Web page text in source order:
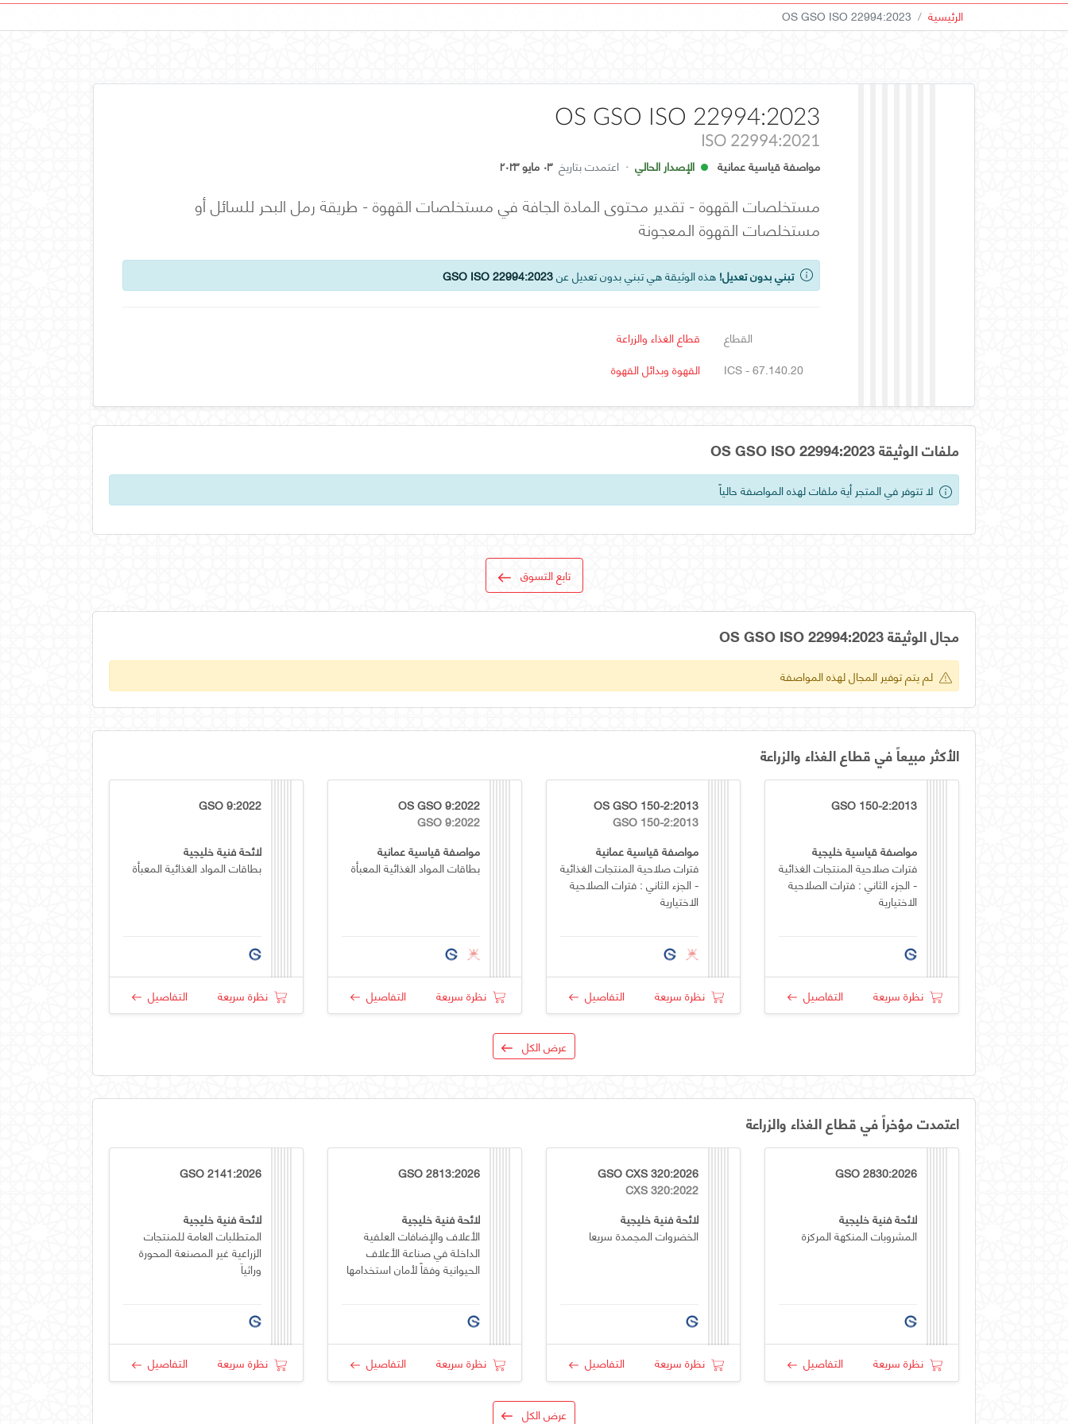
الرئيسية OS GSO ISO 22994:2023
OS GSO ISO 22994:2023
ISO 22994:2021
مواصفة قياسية عمانية الإصدار الحالي · اعتمدت بتاريخ ٠٣ مايو ٢٠٢٣
مستخلصات القهوة - تقدير محتوى المادة الجافة في مستخلصات القهوة - طريقة رمل البحر للسائل أو
مستخلصات القهوة المعجونة
تبني بدون تعديل! هذه الوثيقة هي تبني بدون تعديل عنGSO ISO 22994:2023
القطاع
قطاع الغذاء والزراعة
ICS - 67.140.20
القهوة وبدائل القهوة
ملفات الوثيقة OS GSO ISO 22994:2023
لا تتوفر في المتجر أية ملفات لهذه المواصفة حالياً
تابع التسوق
مجال الوثيقة OS GSO ISO 22994:2023
لم يتم توفير المجال لهذه المواصفة
الأكثر مبيعاً في قطاع الغذاء والزراعة
GSO 150-2:2013
مواصفة قياسية خليجية
فترات صلاحية المنتجات الغذائية
- الجزء الثاني : فترات الصلاحية
الاختيارية
نظرة سريعة التفاصيل
OS GSO 150-2:2013
GSO 150-2:2013
مواصفة قياسية عمانية
فترات صلاحية المنتجات الغذائية
- الجزء الثاني : فترات الصلاحية
الاختيارية
نظرة سريعة التفاصيل
OS GSO 9:2022
GSO 9:2022
مواصفة قياسية عمانية
بطاقات المواد الغذائية المعبأة
نظرة سريعة التفاصيل
GSO 9:2022
لائحة فنية خليجية
بطاقات المواد الغذائية المعبأة
نظرة سريعة التفاصيل
عرض الكل
اعتمدت مؤخراً في قطاع الغذاء والزراعة
GSO 2830:2026
لائحة فنية خليجية
المشروبات المنكهة المركزة
نظرة سريعة التفاصيل
GSO CXS 320:2026
CXS 320:2022
لائحة فنية خليجية
الخضروات المجمدة سريعا
نظرة سريعة التفاصيل
GSO 2813:2026
لائحة فنية خليجية
الأعلاف والإضافات العلفية
الداخلة في صناعة الأعلاف
الحيوانية وفقاً لأمان استخدامها
نظرة سريعة التفاصيل
GSO 2141:2026
لائحة فنية خليجية
المتطلبات العامة للمنتجات
الزراعية غير المصنعة المحورة
وراثياَ
نظرة سريعة التفاصيل
عرض الكل